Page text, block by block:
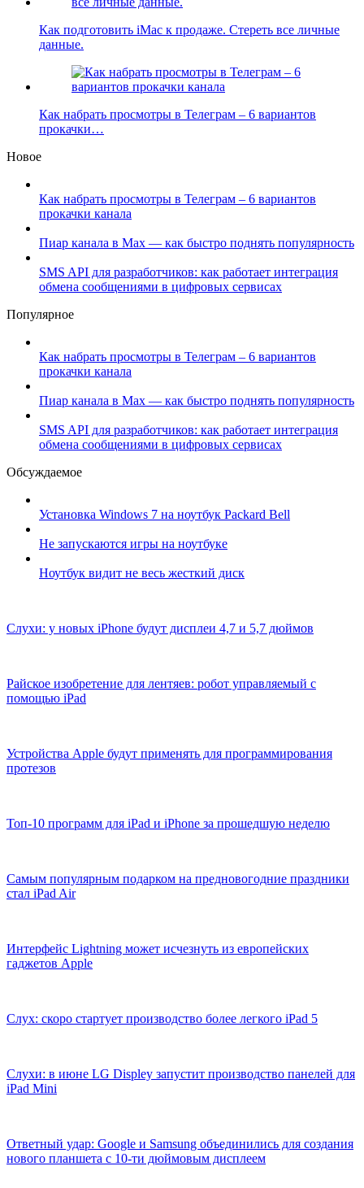
Как подготовить iMac к продаже. Стереть все личные
данные.
Как набрать просмотры в Телеграм – 6 вариантов
прокачки…
Новое
Как набрать просмотры в Телеграм – 6 вариантов
прокачки канала
Пиар канала в Max — как быстро поднять популярность
SMS API для разработчиков: как работает интеграция
обмена сообщениями в цифровых сервисах
Популярное
Как набрать просмотры в Телеграм – 6 вариантов
прокачки канала
Пиар канала в Max — как быстро поднять популярность
SMS API для разработчиков: как работает интеграция
обмена сообщениями в цифровых сервисах
Обсуждаемое
Установка Windows 7 на ноутбук Packard Bell
Не запускаются игры на ноутбуке
Ноутбук видит не весь жесткий диск
Слухи: у новых iPhone будут дисплеи 4,7 и 5,7 дюймов
Райское изобретение для лентяев: робот управляемый с
помощью iPad
Устройства Apple будут применять для программирования
протезов
Топ-10 программ для iPad и iPhone за прошедшую неделю
Самым популярным подарком на предновогодние праздники
стал iPad Air
Интерфейс Lightning может исчезнуть из европейских
гаджетов Apple
Слух: скоро стартует производство более легкого iPad 5
Слухи: в июне LG Displey запустит производство панелей для
iPad Mini
Ответный удар: Google и Samsung объединились для создания
нового планшета с 10-ти дюймовым дисплеем